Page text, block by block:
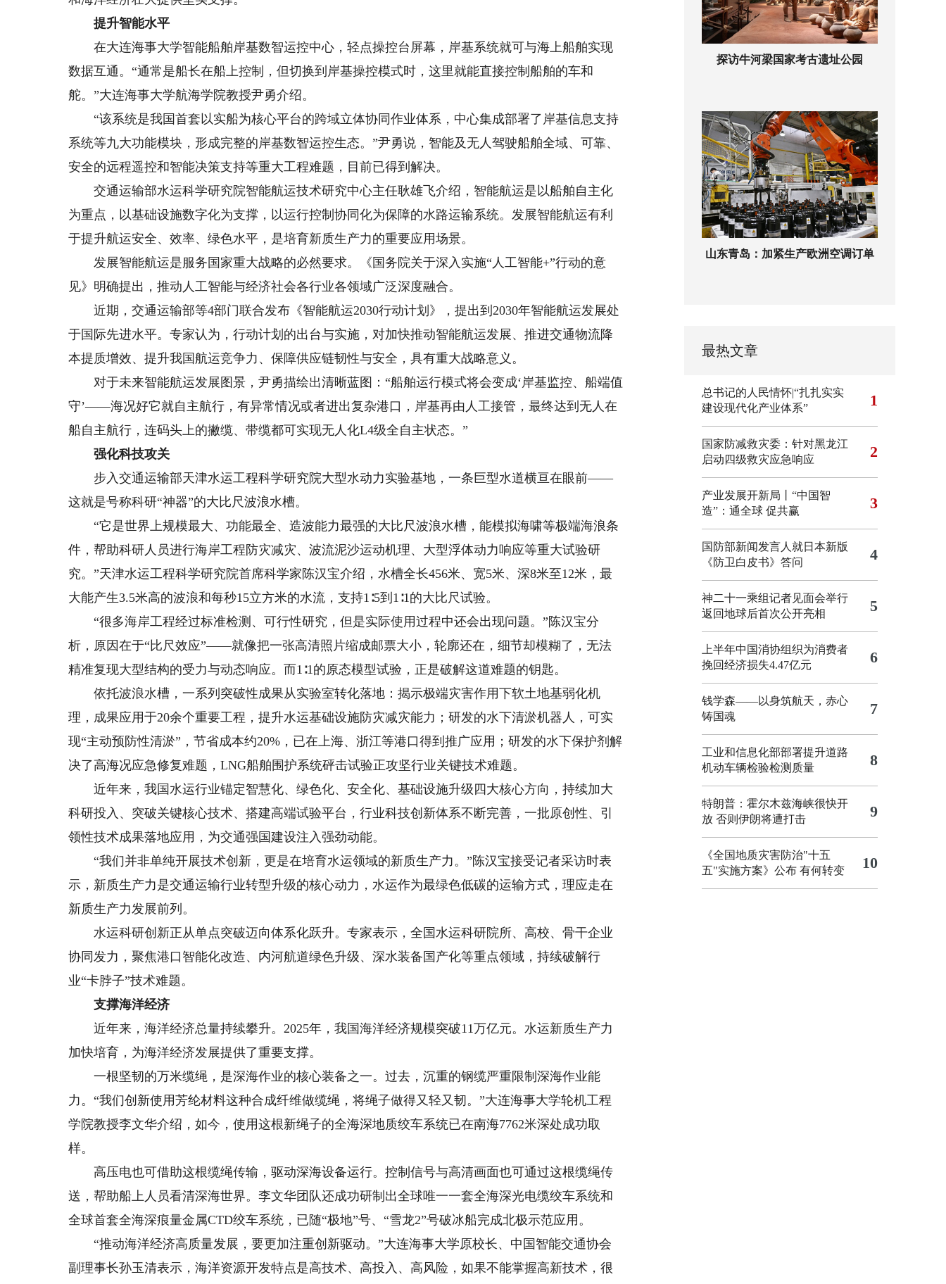
提升智能水平
在大连海事大学智能船舶岸基数智运控中心，轻点操控台屏幕，岸基系统就可与海上船舶实现
数据互通。“通常是船长在船上控制，但切换到岸基操控模式时，这里就能直接控制船舶的车和
舵。”大连海事大学航海学院教授尹勇介绍。
“该系统是我国首套以实船为核心平台的跨域立体协同作业体系，中心集成部署了岸基信息支持
系统等九大功能模块，形成完整的岸基数智运控生态。”尹勇说，智能及无人驾驶船舶全域、可靠、
安全的远程遥控和智能决策支持等重大工程难题，目前已得到解决。
交通运输部水运科学研究院智能航运技术研究中心主任耿雄飞介绍，智能航运是以船舶自主化
为重点，以基础设施数字化为支撑，以运行控制协同化为保障的水路运输系统。发展智能航运有利
于提升航运安全、效率、绿色水平，是培育新质生产力的重要应用场景。
发展智能航运是服务国家重大战略的必然要求。《国务院关于深入实施“人工智能+”行动的意
见》明确提出，推动人工智能与经济社会各行业各领域广泛深度融合。
近期，交通运输部等4部门联合发布《智能航运2030行动计划》，提出到2030年智能航运发展处
于国际先进水平。专家认为，行动计划的出台与实施，对加快推动智能航运发展、推进交通物流降
本提质增效、提升我国航运竞争力、保障供应链韧性与安全，具有重大战略意义。
对于未来智能航运发展图景，尹勇描绘出清晰蓝图：“船舶运行模式将会变成‘岸基监控、船端值
守’——海况好它就自主航行，有异常情况或者进出复杂港口，岸基再由人工接管，最终达到无人在
船自主航行，连码头上的撇缆、带缆都可实现无人化L4级全自主状态。”
强化科技攻关
步入交通运输部天津水运工程科学研究院大型水动力实验基地，一条巨型水道横亘在眼前——
这就是号称科研“神器”的大比尺波浪水槽。
“它是世界上规模最大、功能最全、造波能力最强的大比尺波浪水槽，能模拟海啸等极端海浪条
件，帮助科研人员进行海岸工程防灾减灾、波流泥沙运动机理、大型浮体动力响应等重大试验研
究。”天津水运工程科学研究院首席科学家陈汉宝介绍，水槽全长456米、宽5米、深8米至12米，最
大能产生3.5米高的波浪和每秒15立方米的水流，支持1∶5到1∶1的大比尺试验。
“很多海岸工程经过标准检测、可行性研究，但是实际使用过程中还会出现问题。”陈汉宝分
析，原因在于“比尺效应”——就像把一张高清照片缩成邮票大小，轮廓还在，细节却模糊了，无法
精准复现大型结构的受力与动态响应。而1∶1的原态模型试验，正是破解这道难题的钥匙。
依托波浪水槽，一系列突破性成果从实验室转化落地：揭示极端灾害作用下软土地基弱化机
理，成果应用于20余个重要工程，提升水运基础设施防灾减灾能力；研发的水下清淤机器人，可实
现“主动预防性清淤”，节省成本约20%，已在上海、浙江等港口得到推广应用；研发的水下保护剂解
决了高海况应急修复难题，LNG船舶围护系统砰击试验正攻坚行业关键技术难题。
近年来，我国水运行业锚定智慧化、绿色化、安全化、基础设施升级四大核心方向，持续加大
科研投入、突破关键核心技术、搭建高端试验平台，行业科技创新体系不断完善，一批原创性、引
领性技术成果落地应用，为交通强国建设注入强劲动能。
“我们并非单纯开展技术创新，更是在培育水运领域的新质生产力。”陈汉宝接受记者采访时表
示，新质生产力是交通运输行业转型升级的核心动力，水运作为最绿色低碳的运输方式，理应走在
新质生产力发展前列。
水运科研创新正从单点突破迈向体系化跃升。专家表示，全国水运科研院所、高校、骨干企业
协同发力，聚焦港口智能化改造、内河航道绿色升级、深水装备国产化等重点领域，持续破解行
业“卡脖子”技术难题。
支撑海洋经济
近年来，海洋经济总量持续攀升。2025年，我国海洋经济规模突破11万亿元。水运新质生产力
加快培育，为海洋经济发展提供了重要支撑。
一根坚韧的万米缆绳，是深海作业的核心装备之一。过去，沉重的钢缆严重限制深海作业能
力。“我们创新使用芳纶材料这种合成纤维做缆绳，将绳子做得又轻又韧。”大连海事大学轮机工程
学院教授李文华介绍，如今，使用这根新绳子的全海深地质绞车系统已在南海7762米深处成功取
样。
高压电也可借助这根缆绳传输，驱动深海设备运行。控制信号与高清画面也可通过这根缆绳传
送，帮助船上人员看清深海世界。李文华团队还成功研制出全球唯一一套全海深光电缆绞车系统和
全球首套全海深痕量金属CTD绞车系统，已随“极地”号、“雪龙2”号破冰船完成北极示范应用。
“推动海洋经济高质量发展，要更加注重创新驱动。”大连海事大学原校长、中国智能交通协会
副理事长孙玉清表示，海洋资源开发特点是高技术、高投入、高风险，如果不能掌握高新技术，很
探访牛河梁国家考古遗址公园
山东青岛：加紧生产欧洲空调订单
最热文章
总书记的人民情怀|“扎扎实实
建设现代化产业体系”
1
国家防减救灾委：针对黑龙江
启动四级救灾应急响应
2
产业发展开新局丨“中国智
造”：通全球 促共赢
3
国防部新闻发言人就日本新版
《防卫白皮书》答问
4
神二十一乘组记者见面会举行
返回地球后首次公开亮相
5
上半年中国消协组织为消费者
挽回经济损失4.47亿元
6
钱学森——以身筑航天，赤心
铸国魂
7
工业和信息化部部署提升道路
机动车辆检验检测质量
8
特朗普：霍尔木兹海峡很快开
放 否则伊朗将遭打击
9
《全国地质灾害防治"十五
五"实施方案》公布 有何转变
10